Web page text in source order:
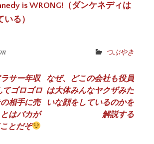
is WRONG!（ダンケネディは
いる）
つぶやき
サー年収
ゴロゴロ
相手に売
はバカが
とだぞ
なぜ、どこの会社も役員
は大体みんなヤクザみた
いな顔をしているのかを
解説する